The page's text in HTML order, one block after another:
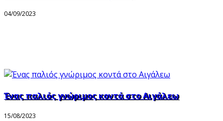
04/09/2023
Ένας παλιός γνώριμος κοντά στο Αιγάλεω
15/08/2023